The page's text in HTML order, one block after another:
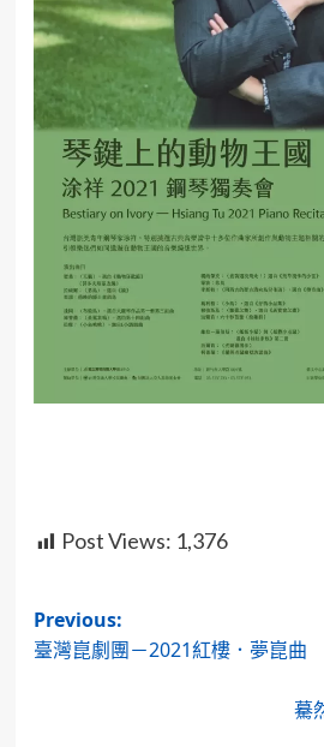
Post Views: 1,376
Post
navigation
Previous:
臺灣崑劇團－2021紅樓．夢崑曲
驀